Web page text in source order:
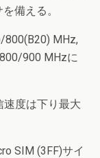
備える。
800(B20) MHz,
900 MHzに
速度は下り最大
SIM (3FF)サイ